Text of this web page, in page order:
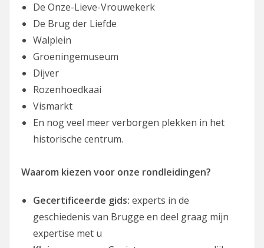
De Onze-Lieve-Vrouwekerk
De Brug der Liefde
Walplein
Groeningemuseum
Dijver
Rozenhoedkaai
Vismarkt
En nog veel meer verborgen plekken in het
historische centrum.
Waarom kiezen voor onze rondleidingen?
Gecertificeerde gids: experts in de
geschiedenis van Brugge en deel graag mijn
expertise met u